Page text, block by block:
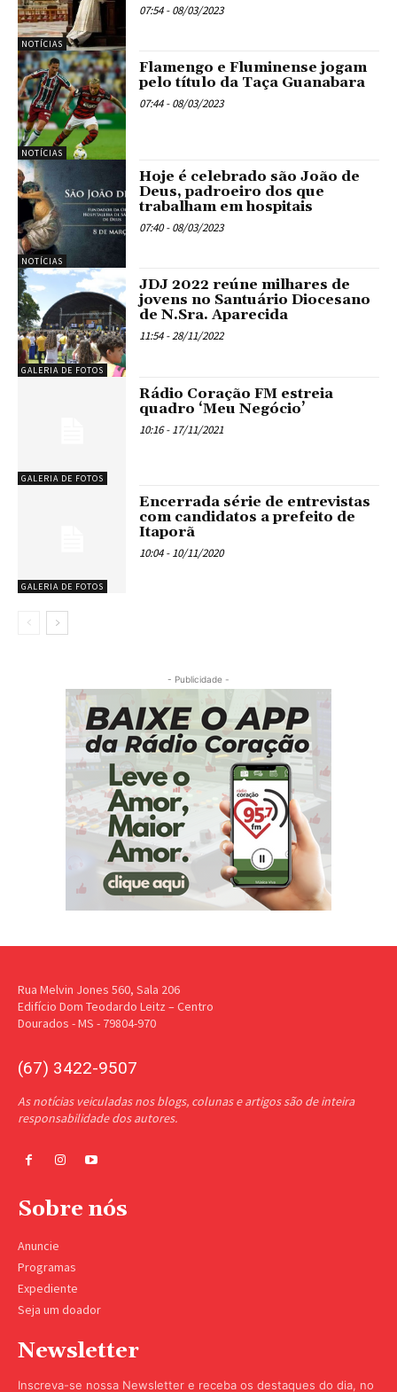
NOTÍCIAS
07:54 - 08/03/2023
NOTÍCIAS
Flamengo e Fluminense jogam
pelo título da Taça Guanabara
07:44 - 08/03/2023
NOTÍCIAS
Hoje é celebrado são João de
Deus, padroeiro dos que
trabalham em hospitais
07:40 - 08/03/2023
GALERIA DE FOTOS
JDJ 2022 reúne milhares de
jovens no Santuário Diocesano
de N.Sra. Aparecida
11:54 - 28/11/2022
GALERIA DE FOTOS
Rádio Coração FM estreia
quadro ‘Meu Negócio’
10:16 - 17/11/2021
GALERIA DE FOTOS
Encerrada série de entrevistas
com candidatos a prefeito de
Itaporã
10:04 - 10/11/2020
- Publicidade -
Rua Melvin Jones 560, Sala 206
Edifício Dom Teodardo Leitz – Centro
Dourados - MS - 79804-970
(67) 3422-9507
As notícias veiculadas nos blogs, colunas e artigos são de inteira
responsabilidade dos autores.
Sobre nós
Anuncie
Programas
Expediente
Seja um doador
Newsletter
Inscreva-se nossa Newsletter e receba os destaques do dia, no